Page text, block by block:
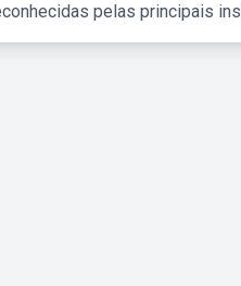
pelas principais